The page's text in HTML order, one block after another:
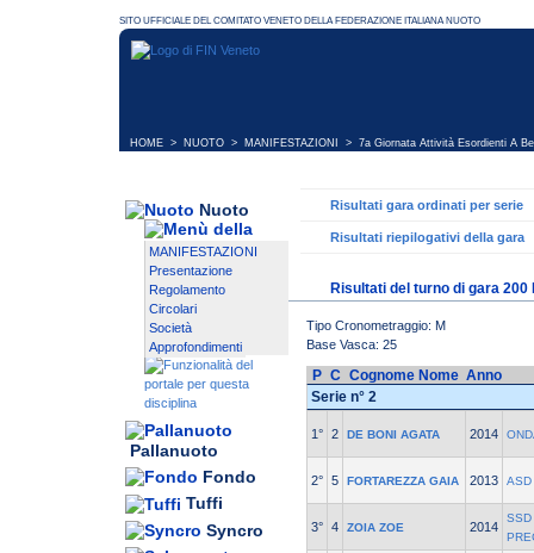
HOME > NUOTO > MANIFESTAZIONI > 7a Giornata Attività Esordienti A
Nuoto
MANIFESTAZIONI
Presentazione
Regolamento
Circolari
Società
Approfondimenti
Pallanuoto
Fondo
Tuffi
Syncro
Risultati gara ordinati per serie
Risultati riepilogativi della gara
Risultati del turno di gara
Tipo Cronometraggio: M
Base Vasca: 25
P C Cognome Nome Anno
Serie n° 2
1° 2 DE BONI AGATA 2014
2° 5 FORTAREZZA GAIA 2013 ASD
3° 4 ZOIA ZOE 2014
SSD